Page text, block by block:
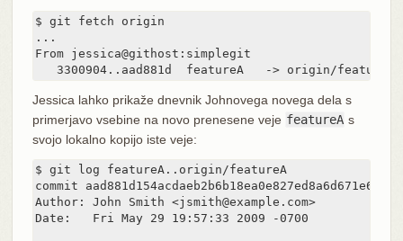
$ git fetch origin
...
From jessica@githost:simplegit
   3300904..aad881d  featureA   -> origin/featureA
Jessica lahko prikaže dnevnik Johnovega novega dela s
primerjavo vsebine na novo prenesene veje featureA s
svojo lokalno kopijo iste veje:
$ git log featureA..origin/featureA
commit aad881d154acdaeb2b6b18ea0e827ed8a6d671e6
Author: John Smith <jsmith@example.com>
Date:   Fri May 29 19:57:33 2009 -0700